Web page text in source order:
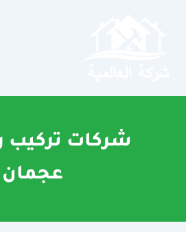
شركات تركيب
عجمان